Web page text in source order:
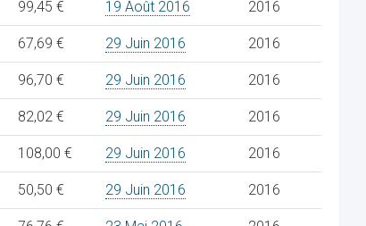
99,45 € 19 Août 2016 2016
67,69 € 29 Juin 2016 2016
96,70 € 29 Juin 2016 2016
82,02 € 29 Juin 2016 2016
108,00 € 29 Juin 2016 2016
50,50 € 29 Juin 2016 2016